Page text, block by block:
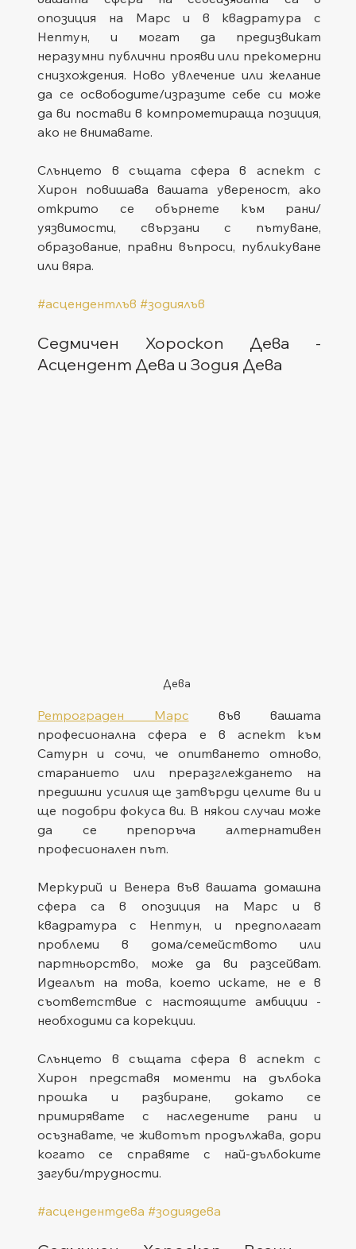
опозиция на Марс и в квадратура с
Нептун, и могат да предизвикат
неразумни публични прояви или прекомерни
снизхождения. Ново увлечение или желание
да се освободите/изразите себе си може
да ви постави в компрометираща позиция,
ако не внимавате.
Слънцето в същата сфера в аспект с
Хирон повишава вашата увереност, ако
открито се обърнете към рани/
уязвимости, свързани с пътуване,
образование, правни въпроси, публикуване
или вяра.
#асцендентлъв #зодиялъв
Седмичен Хороскоп Дева -
Асцендент Дева и Зодия Дева
Дева
Ретрограден Марс във вашата
професионална сфера е в аспект към
Сатурн и сочи, че опитването отново,
старанието или преразглеждането на
предишни усилия ще затвърди целите ви и
ще подобри фокуса ви. В някои случаи може
да се препоръча алтернативен
професионален път.
Меркурий и Венера във вашата домашна
сфера са в опозиция на Марс и в
квадратура с Нептун, и предполагат
проблеми в дома/семейството или
партньорство, може да ви разсейват.
Идеалът на това, което искате, не е в
съответствие с настоящите амбиции -
необходими са корекции.
Слънцето в същата сфера в аспект с
Хирон представя моменти на дълбока
прошка и разбиране, докато се
примирявате с наследените рани и
осъзнавате, че животът продължава, дори
когато се справяте с най-дълбоките
загуби/трудности.
#асцендентдева #зодиядева